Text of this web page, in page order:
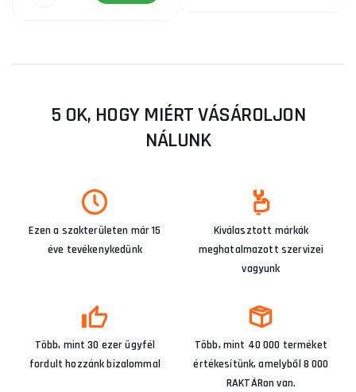
5 OK, HOGY MIÉRT VÁSÁROLJON
NÁLUNK
Ezen a szakterületen már 15
éve tevékenykedünk
Kiválasztott márkák
meghatalmazott szervizei
vagyunk
Több, mint 30 ezer ügyfél
fordult hozzánk bizalommal
Több, mint 40 000 terméket
értékesítünk, amelyből 8 000
RAKTÁRon van.